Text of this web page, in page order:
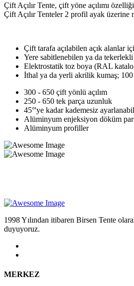
Çift Açılır Tente, çift yöne açılımı
Çift Açılır Tenteler 2 profil ayak üzerine
Çift tarafa açılabilen açık alanlar
Yere sabitlenebilen ya da
Elektrostatik toz boya (RAL
İthal ya da yerli akrilik kumaş; 100
300 - 650 çift yönlü açılım
250 - 650 tek parça uzunluk
45°'ye kadar kademesiz
Alüminyum enjeksiyon döküm
Alüminyum profiller
1998 Yılından itibaren Birsen Tente
duyuyoruz.
MERKEZ